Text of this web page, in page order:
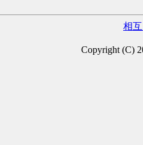
相
Copyright (C)